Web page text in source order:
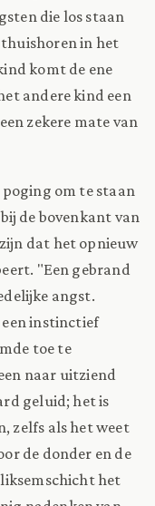
die los staan
thuishoren in het
komt de ene
andere kind een
zekere mate van
om te staan
de bovenkant van
dat het opnieuw
"Een gebrand
angst.
instinctief
toe te
naar uitziend
geluid; het is
zelfs als het weet
de donder en de
het